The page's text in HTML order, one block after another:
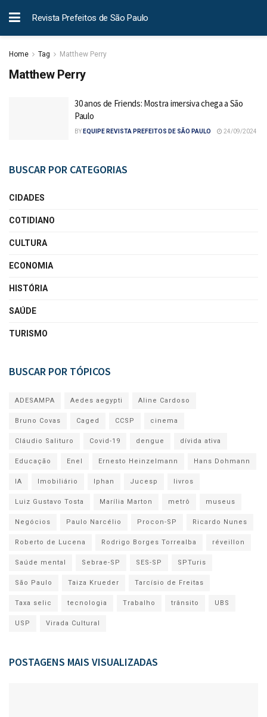
Revista Prefeitos de São Paulo
Home Tag Matthew Perry
Matthew Perry
30 anos de Friends: Mostra imersiva chega a São
Paulo
BY EQUIPE REVISTA PREFEITOS DE SÃO PAULO 24/09/2024
BUSCAR POR CATEGORIAS
CIDADES
COTIDIANO
CULTURA
ECONOMIA
HISTÓRIA
SAÚDE
TURISMO
BUSCAR POR TÓPICOS
ADESAMPA Aedes aegypti Aline Cardoso
Bruno Covas Caged CCSP cinema
Cláudio Salituro Covid-19 dengue dívida ativa
Educação Enel Ernesto Heinzelmann Hans Dohmann
IA Imobiliário Iphan Jucesp livros
Luiz Gustavo Tosta Marília Marton metrô museus
Negócios Paulo Narcélio Procon-SP Ricardo Nunes
Roberto de Lucena Rodrigo Borges Torrealba réveillon
Saúde mental Sebrae-SP SES-SP SPTuris
São Paulo Taiza Krueder Tarcísio de Freitas
Taxa selic tecnologia Trabalho trânsito UBS
USP Virada Cultural
POSTAGENS MAIS VISUALIZADAS